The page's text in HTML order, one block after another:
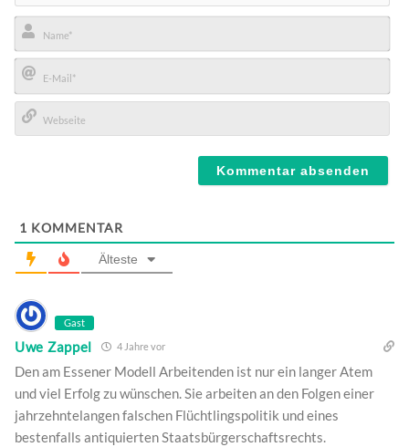
Name*
E-
Mail*
1 KOMMENTAR
Älteste
Gast
Uwe Zappel 4 Jahre vor
Den am Essener Modell Arbeitenden ist nur ein langer Atem
und viel Erfolg zu wünschen. Sie arbeiten an den Folgen einer
jahrzehntelangen falschen Flüchtlingspolitik und eines
bestenfalls antiquierten Staatsbürgerschaftsrechts.